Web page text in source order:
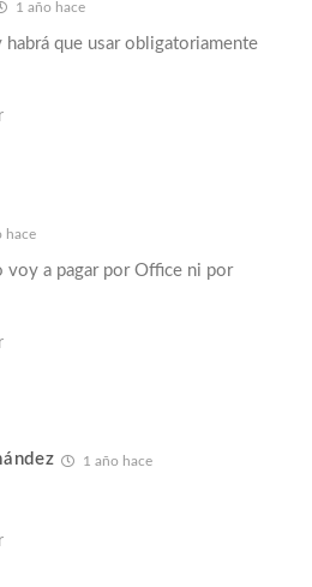
1 año hace
que usar obligatoriamente
hace
voy a pagar por Office ni por
1 año hace